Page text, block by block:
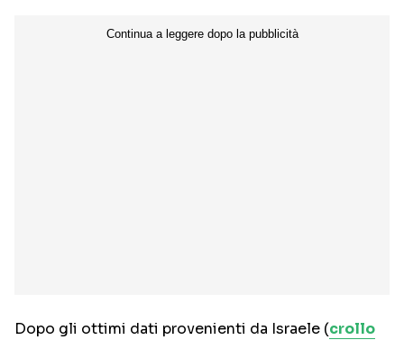
Dopo gli ottimi dati provenienti da Israele (crollo